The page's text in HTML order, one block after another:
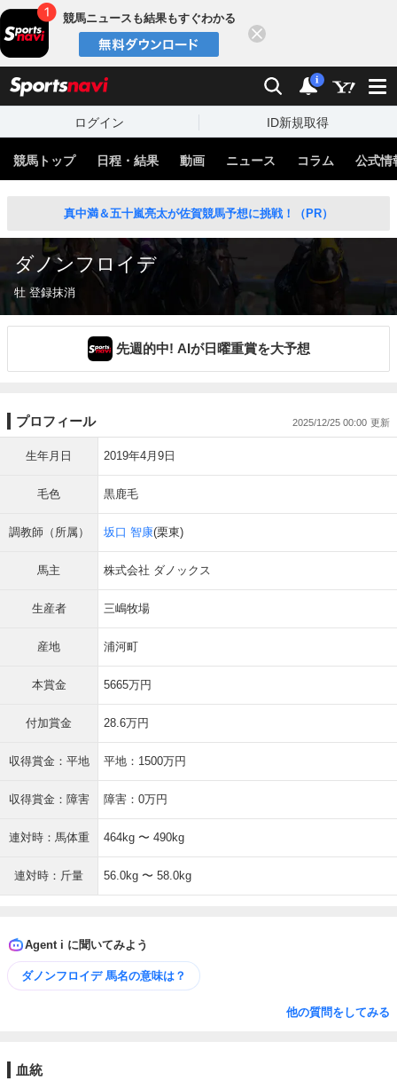
競馬ニュースも結果もすぐわかる
検索 通知
i
ログイン ID新規取得
競馬トップ 日程・結果 動画 ニュース コラム 公式情
真中満＆五十嵐亮太が佐賀競馬予想に挑戦！（PR）
ダノンフロイデ
牡 登録抹消
先週的中! AIが日曜重賞を大予想
プロフィール 2025/12/25 00:00
生年月日 2019年4月9日
毛色 黒鹿毛
調教師（所属） 坂口 智康(栗東)
馬主 株式会社 ダノックス
生産者 三嶋牧場
産地 浦河町
本賞金 5665万円
付加賞金 28.6万円
収得賞金：平地 平地：1500万円
収得賞金：障害 障害：0万円
連対時：馬体重 464kg 〜 490kg
連対時：斤量 56.0kg 〜 58.0kg
Agent i に聞いてみよう
ダノンフロイデ 馬名の意味は？
他の質問をしてみる
血統